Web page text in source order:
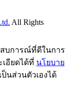
All Rights
บการณ์ที่ดีในการ
อียดได้ที่ นโยบาย
นส่วนตัวเองได้